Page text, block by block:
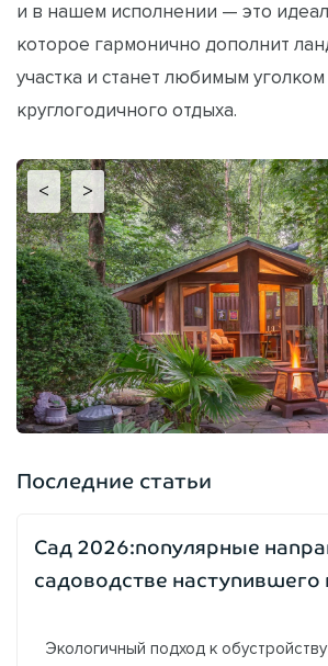
и в нашем исполнении — это
которое гармонично дополнит
участка и станет любимым уголком
круглогодичного отдыха.
< >
Последние статьи
Сад 2026:популярные
садоводстве наступившего
Экологичный подход к